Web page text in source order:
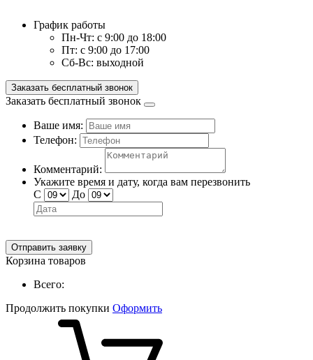
График работы
Пн-Чт: с 9:00 до 18:00
Пт: с 9:00 до 17:00
Сб-Вс: выходной
Заказать бесплатный звонок
Заказать бесплатный звонок
Ваше имя:
Телефон:
Комментарий:
Укажите время и дату, когда вам перезвонить
С
До
Отправить заявку
Корзина товаров
Всего:
Продолжить покупки Оформить